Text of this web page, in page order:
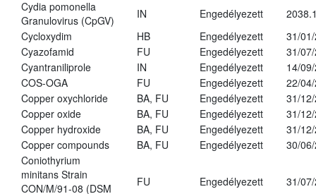
Cydia pomonella
Granulovirus (CpGV)
IN Engedélyezett
Cycloxydim
HB Engedélyezett
31/
Cyazofamid
FU Engedélyezett
31/
Cyantraniliprole
IN Engedélyezett
14/
COS-OGA
FU Engedélyezett
22/
Copper oxychloride
BA, FU Engedélyezett
31/
Copper oxide
BA, FU Engedélyezett
31/
Copper hydroxide
BA, FU Engedélyezett
31/
Copper compounds
BA, FU Engedélyezett
30/
Coniothyrium
minitans Strain
CON/M/91-08 (DSM
FU Engedélyezett 31/